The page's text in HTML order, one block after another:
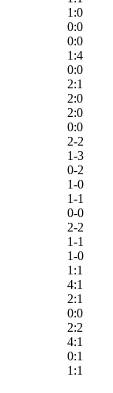
1:0
0:0
0:0
1:4
0:0
2:1
2:0
2:0
0:0
2-2
1-3
0-2
1-0
1-1
0-0
2-2
1-1
1-0
1:1
4:1
2:1
0:0
2:2
4:1
0:1
1:1